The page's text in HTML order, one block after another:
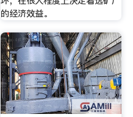
的经济效益。